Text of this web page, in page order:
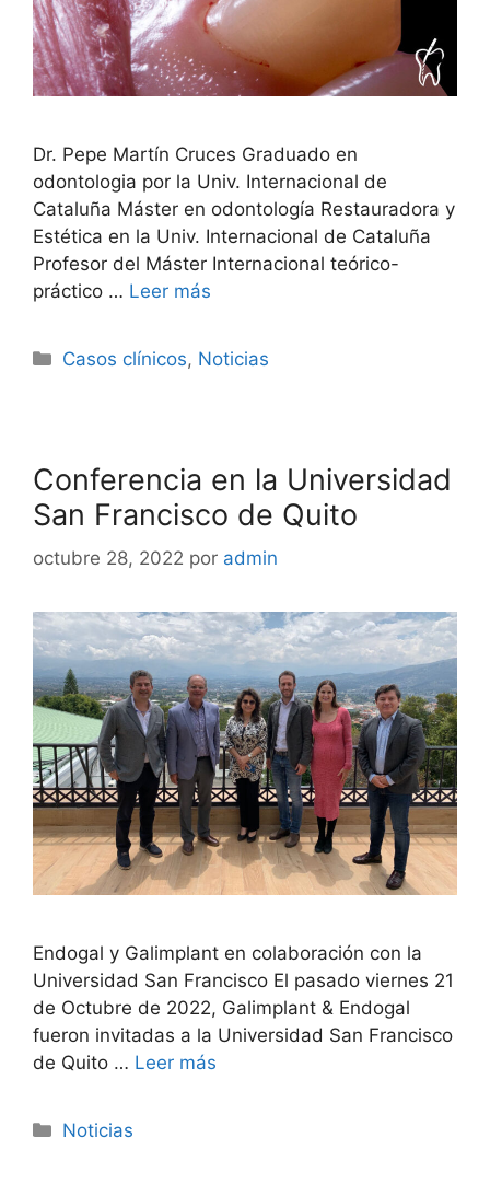
Dr. Pepe Martín Cruces Graduado en
odontologia por la Univ. Internacional de
Cataluña Máster en odontología Restauradora y
Estética en la Univ. Internacional de Cataluña
Profesor del Máster Internacional teórico-
práctico … Leer más
Casos clínicos, Noticias
Conferencia en la Universidad
San Francisco de Quito
octubre 28, 2022 por admin
Endogal y Galimplant en colaboración con la
Universidad San Francisco El pasado viernes 21
de Octubre de 2022, Galimplant & Endogal
fueron invitadas a la Universidad San Francisco
de Quito … Leer más
Noticias